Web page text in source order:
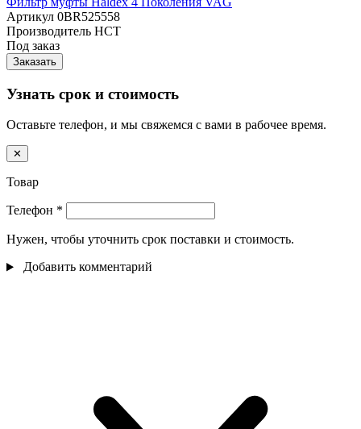
Артикул 0BR525558
Производитель HCT
Под заказ
Заказать
Узнать срок и стоимость
Оставьте телефон, и мы свяжемся с вами в рабочее время.
✕
Товар
Телефон *
Нужен, чтобы уточнить срок поставки и стоимость.
Добавить комментарий